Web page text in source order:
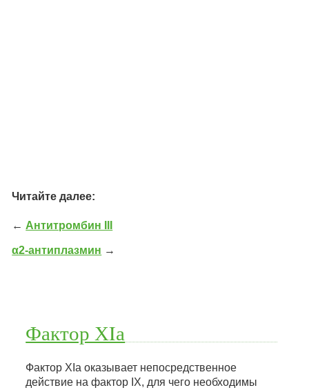
Читайте далее:
← Антитромбин III
α2-антиплазмин →
Фактор ХIа
Фактор ХIа оказывает непосредственное
действие на фактор IX, для чего необходимы